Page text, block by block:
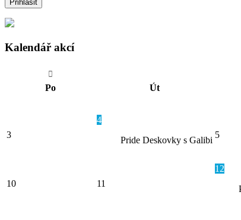
Kalendář akcí
Po Út
3
4
Pride Deskovky s Galibi
5
10 11
12